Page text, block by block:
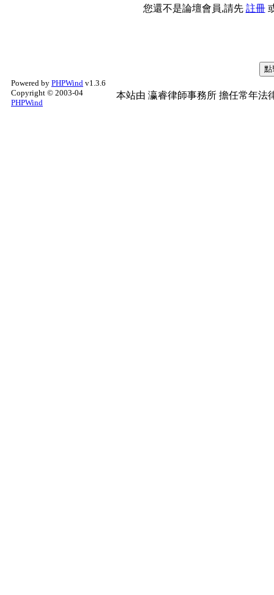
您還不是論壇會員,請先 註冊
Powered by PHPWind v1.3.6
Copyright © 2003-04
PHPWind
本站由 瀛睿律師事務所 擔任常年法